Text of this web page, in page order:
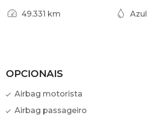
49.331 km Azul
OPCIONAIS
Airbag motorista
Airbag passageiro